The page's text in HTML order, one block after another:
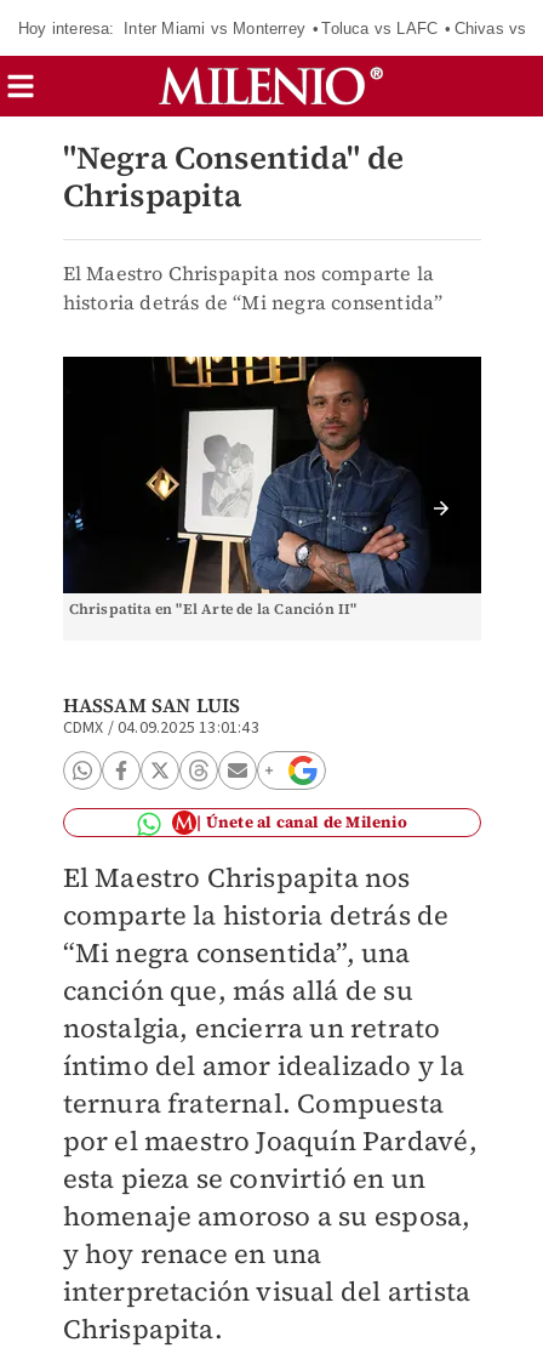
Hoy interesa: Inter Miami vs Monterrey Toluca vs LAFC Chivas vs
"Negra Consentida" de
Chrispapita
El Maestro Chrispapita nos comparte la
historia detrás de “Mi negra consentida”
Chrispatita en "El Arte de la Canción II"
HASSAM SAN LUIS
CDMX /04.09.2025 13:01:43
Únete al canal de Milenio
El Maestro Chrispapita nos
comparte la historia detrás de
“Mi negra consentida”, una
canción que, más allá de su
nostalgia, encierra un retrato
íntimo del amor idealizado y la
ternura fraternal. Compuesta
por el maestro Joaquín Pardavé,
esta pieza se convirtió en un
homenaje amoroso a su esposa,
y hoy renace en una
interpretación visual del artista
Chrispapita.